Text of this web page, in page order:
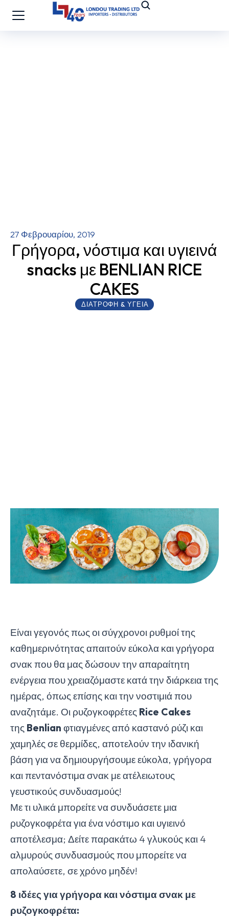
27 Φεβρουαρίου, 2019
Γρήγορα, νόστιμα και υγιεινά
snacks με BENLIAN RICE
CAKES
ΔΙΑΤΡΟΦΗ & ΥΓΕΙΑ
Είναι γεγονός πως οι σύγχρονοι ρυθμοί της
καθημερινότητας απαιτούν εύκολα και γρήγορα
σνακ που θα μας δώσουν την απαραίτητη
ενέργεια που χρειαζόμαστε κατά την διάρκεια της
ημέρας, όπως επίσης και την νοστιμιά που
αναζητάμε. Οι ρυζογκοφρέτες Rice Cakes
της Benlian φτιαγμένες από καστανό ρύζι και
χαμηλές σε θερμίδες, αποτελούν την ιδανική
βάση για να δημιουργήσουμε εύκολα, γρήγορα
και πεντανόστιμα σνακ με ατέλειωτους
γευστικούς συνδυασμούς!
Με τι υλικά μπορείτε να συνδυάσετε μια
ρυζογκοφρέτα για ένα νόστιμο και υγιεινό
αποτέλεσμα; Δείτε παρακάτω 4 γλυκούς και 4
αλμυρούς συνδυασμούς που μπορείτε να
απολαύσετε, σε χρόνο μηδέν!
8 ιδέες για γρήγορα και νόστιμα σνακ με
ρυζογκοφρέτα: